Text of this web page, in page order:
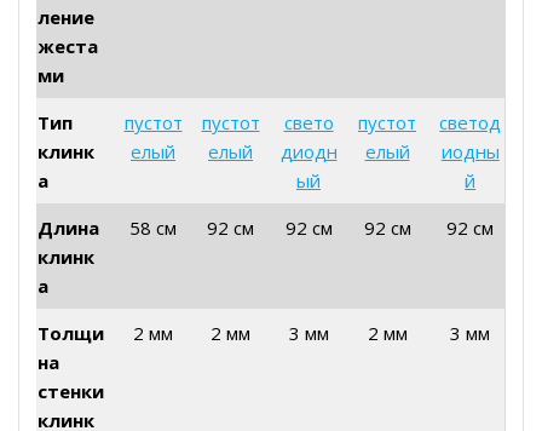
ление
жеста
ми
Тип
клинк
а
пустот
елый
пустот
елый
свето
диодн
ый
пустот
елый
светод
иодны
й
Длина
клинк
а
58 см 92 см 92 см 92 см 92 см
Толщи
на
стенки
клинк
2 мм 2 мм 3 мм 2 мм 3 мм